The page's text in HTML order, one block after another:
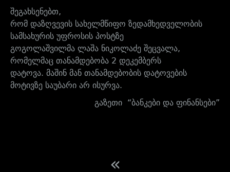
შეგახსენებთ,
რომ დაზღვევის სახელმწიფო ზედამხედველობის
სამსახურის უფროსის პოსტზე
გოგოლაშვილმა ლაშა ნიკოლაძე შეცვალა,
რომელმაც თანამდებობა 2 დეკემბერს
დატოვა. მაშინ მან თანამდებობის დატოვების
მოტივზე საუბარი არ ისურვა.
გაზეთი “ბანკები და ფინანსები”
«